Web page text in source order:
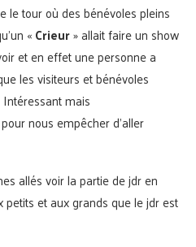
le tour où des bénévoles pleins
«Crieur» allait faire un show
et en effet une personne a
les visiteurs et bénévoles
mais
nous empêcher d’aller
allés voir la partie de jdr en
et aux grands que le jdr est